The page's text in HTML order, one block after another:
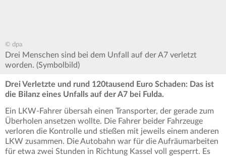
© dpa
Drei Menschen sind bei dem Unfall auf der A7 verletzt
worden. (Symbolbild)
Drei Verletzte und rund 120tausend Euro Schaden: Das ist
die Bilanz eines Unfalls auf der A7 bei Fulda.
Ein LKW-Fahrer übersah einen Transporter, der gerade zum
Überholen ansetzen wollte. Die Fahrer beider Fahrzeuge
verloren die Kontrolle und stießen mit jeweils einem anderen
LKW zusammen. Die Autobahn war für die Aufräumarbeiten
für etwa zwei Stunden in Richtung Kassel voll gesperrt. Es